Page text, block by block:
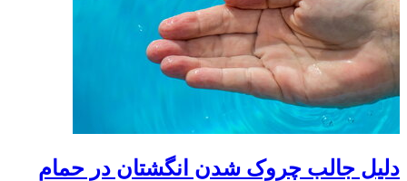
دلیل جالب چروک شدن انگشتان در حمام